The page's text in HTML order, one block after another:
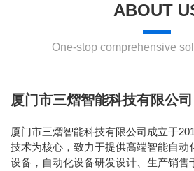
ABOUT
One-stop comprehensive
厦门市三熠智能科技有限公司
厦门市三熠智能科技有限公司成立于
技术为核心，致力于提供高端智能自动
设备，自动化设备研发设计、生产销售